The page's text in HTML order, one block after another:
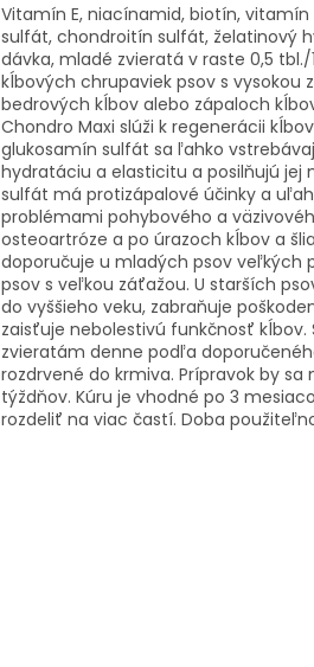
Vitamín E, niacínamid, biotín,
sulfát, chondroitín sulfát, želatinový
dávka, mladé zvieratá v raste 0,5
kĺbových chrupaviek psov s vysokou
bedrových kĺbov alebo zápaloch
Chondro Maxi slúži k regenerácii
glukosamín sulfát sa ľahko
hydratáciu a elasticitu a posilňujú jej
sulfát má protizápalové účinky a
problémami pohybového a
osteoartróze a po úrazoch kĺbov a
doporučuje u mladých psov veľkých
psov s veľkou záťažou. U starších
do vyššieho veku, zabraňuje
zaisťuje nebolestivú funkčnosť
zvieratám denne podľa
rozdrvené do krmiva. Prípravok by
týždňov. Kúru je vhodné po 3
rozdeliť na viac častí. Doba